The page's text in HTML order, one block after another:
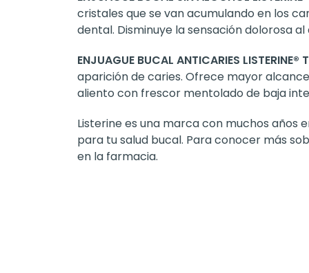
cristales que se van acumulando en los
dental. Disminuye la sensación dolorosa
ENJUAGUE BUCAL ANTICARIES LISTERINE®
aparición de caries. Ofrece mayor
aliento con frescor mentolado de baja
Listerine es una marca con muchos años
para tu salud bucal. Para conocer más
en la farmacia.